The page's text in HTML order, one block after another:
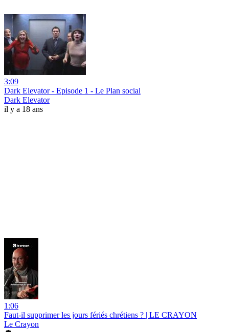
3:09
Dark Elevator - Episode 1 - Le Plan social
Dark Elevator
il y a 18 ans
1:06
Faut-il supprimer les jours fériés chrétiens ? | LE CRAYON
Le Crayon